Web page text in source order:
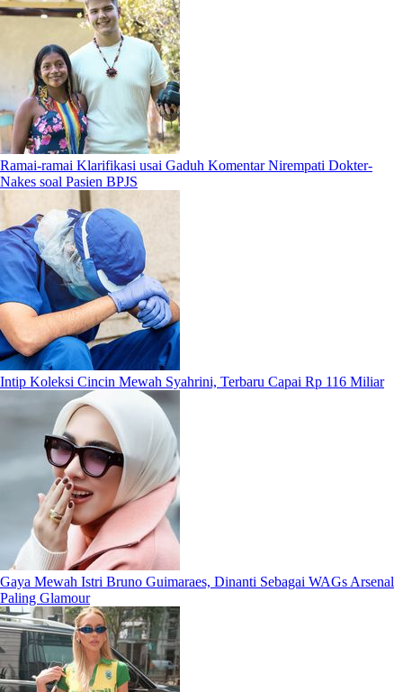
Ramai-ramai Klarifikasi usai Gaduh Komentar Nirempati Dokter-
Nakes soal Pasien BPJS
Intip Koleksi Cincin Mewah Syahrini, Terbaru Capai Rp 116 Miliar
Gaya Mewah Istri Bruno Guimaraes, Dinanti Sebagai WAGs Arsenal
Paling Glamour